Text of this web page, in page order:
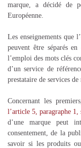
marque, a décidé de
Européenne.
Les enseignements que
peuvent être séparés
l’emploi des mots clés
d’un service de
prestataire de services de
Concernant les
l’article 5, paragraphe
d’une marque peut
consentement, de la
savoir si les produits